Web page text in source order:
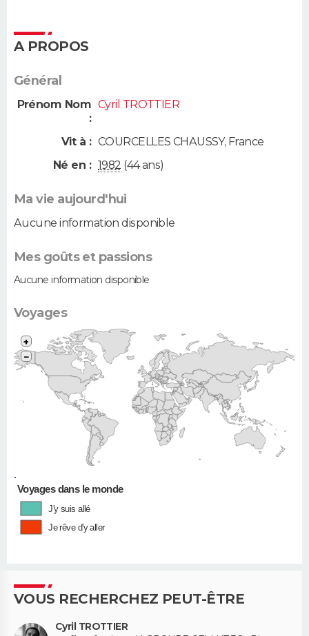
A PROPOS
Général
Prénom Nom
:
Cyril TROTTIER
Vit à : COURCELLES CHAUSSY, France
Né en : 1982 (44 ans)
Ma vie aujourd'hui
Aucune information disponible
Mes goûts et passions
Aucune information disponible
Voyages
•
+
−
Voyages dans le monde
J'y suis allé
Je rêve d'y aller
VOUS RECHERCHEZ PEUT-ÊTRE
Cyril TROTTIER